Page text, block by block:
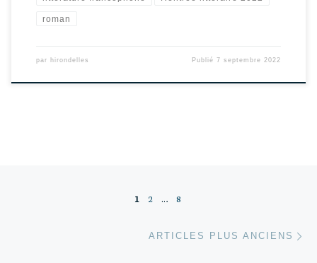
roman
par hirondelles Publié7 septembre 2022
Navigation dans les articles
1 2 … 8
ARTICLES PLUS ANCIENS